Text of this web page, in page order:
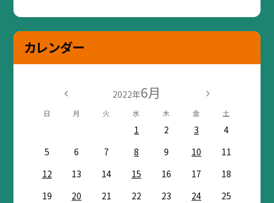
カレンダー
2022年6月
日 月 火 水 木 金 土
1 2 3
4
5
6 7 8 9 10
11
12
13 14 15 16 17
18
19
20 21 22 23 24
25